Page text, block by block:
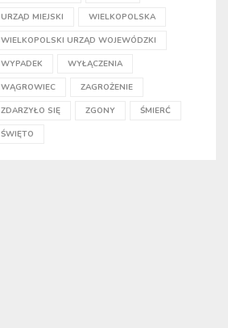
URZĄD MIEJSKI WIELKOPOLSKA
WIELKOPOLSKI URZĄD WOJEWÓDZKI
WYPADEK WYŁĄCZENIA
WĄGROWIEC ZAGROŻENIE
ZDARZYŁO SIĘ ZGONY ŚMIERĆ
ŚWIĘTO